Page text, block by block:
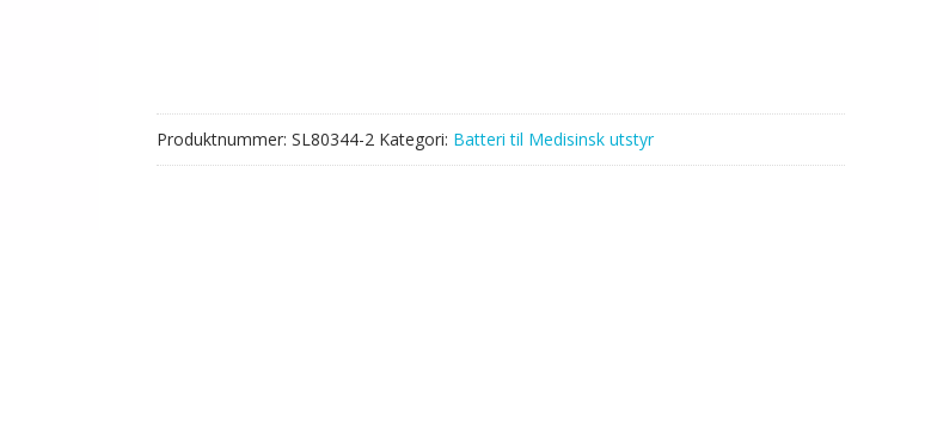
Produktnummer: SL80344-2 Kategori: Batteri til Medisinsk utstyr